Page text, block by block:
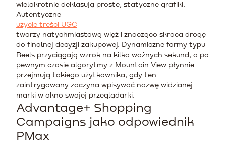
wielokrotnie deklasują proste, statyczne grafiki.
Autentyczne
użycie treści UGC
tworzy natychmiastową więź i znacząco skraca drogę
do finalnej decyzji zakupowej. Dynamiczne formy typu
Reels przyciągają wzrok na kilka ważnych sekund, a po
pewnym czasie algorytmy z Mountain View płynnie
przejmują takiego użytkownika, gdy ten
zaintrygowany zaczyna wpisywać nazwę widzianej
marki w okno swojej przeglądarki.
Advantage+ Shopping
Campaigns jako odpowiednik
PMax